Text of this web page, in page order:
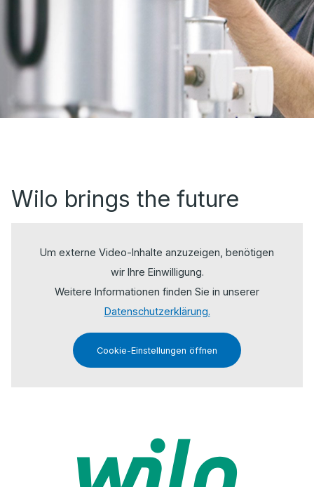
Wilo brings the future
Um externe Video-Inhalte anzuzeigen, benötigen
wir Ihre Einwilligung.
Weitere Informationen finden Sie in unserer
Datenschutzerklärung.
Cookie-Einstellungen öffnen